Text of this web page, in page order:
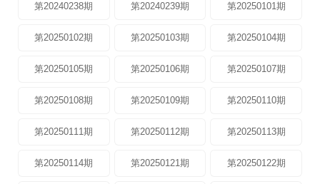
第20240238期 第20240239期 第20250101期
第20250102期 第20250103期 第20250104期
第20250105期 第20250106期 第20250107期
第20250108期 第20250109期 第20250110期
第20250111期 第20250112期 第20250113期
第20250114期 第20250121期 第20250122期